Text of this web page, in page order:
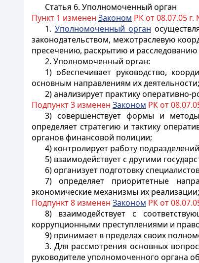
Статья 6. Уполномоченный орган
Пункт 1 изменен Законом РК от 08.07.05
1. Уполномоченный орган
законодательством, межотраслевую
пресечению, раскрытию и расследованию
2. Уполномоченный орган:
1) обеспечивает руководство,
основным направлениям их деятельности;
2) анализирует практику
Подпункт 3 изменен Законом РК от
3) совершенствует формы и
определяет стратегию и тактику
органов финансовой полиции;
4) контролирует работу
5) взаимодействует с другими
6) организует подготовку
7) определяет приоритетные
экономические механизмы их реализации;
Подпункт 8 изменен Законом РК от
8) взаимодействует с
коррупционными преступлениями и
9) принимает в пределах своих
3. Для рассмотрения основных
руководителе уполномоченного органа